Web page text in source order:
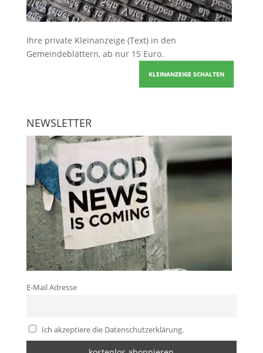
Ihre private Kleinanzeige (Text) in den
Gemeindeblättern, ab nur 15 Euro.
KLEINANZEIGE SCHALTEN
NEWSLETTER
E-Mail Adresse
Ich akzeptiere die Datenschutzerklärung.